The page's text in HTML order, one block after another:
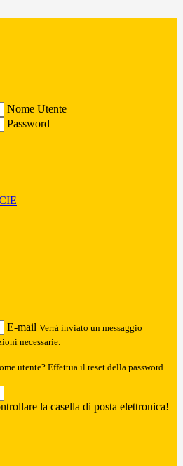
Nome Utente
Password
E-mail Verrà inviato un messaggio
necessarie.
utente? Effettua il reset della password
la casella di posta elettronica!